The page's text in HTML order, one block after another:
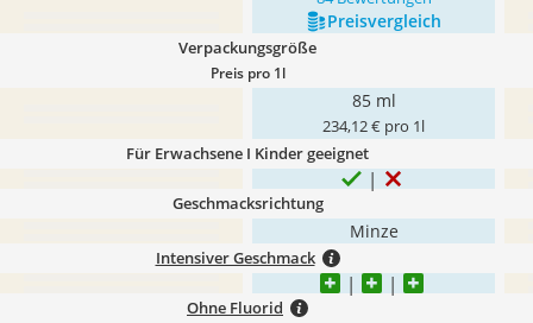
Preis­vergleich
Verpackungsgröße
Preis pro 1l
85 ml
234,12 € pro 1l
Für Erwachsene I Kinder geeignet
Geschmacksrichtung
Minze
Intensiver Geschmack
Ohne Fluorid